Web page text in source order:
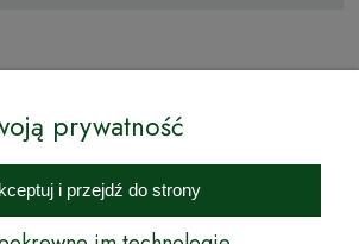
Podkarpackie Sady to inicjatywa
której zamierzeniem jest wprowadzenie na
owocowych, drzewek ozdobnych oraz
na uprawianie zarówno małych, jak
prywatność
i przejdź do strony